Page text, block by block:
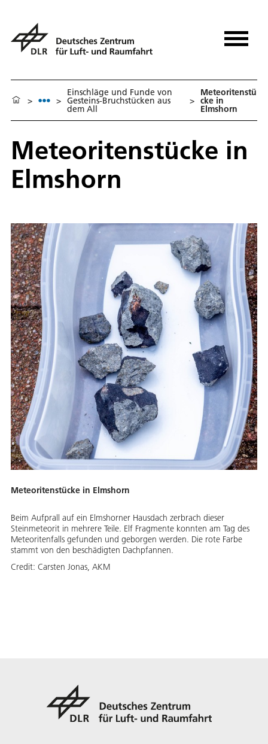
> >
Einschläge und Funde von
Gesteins-Bruchstücken aus
dem All
>
Meteoritenstü
cke in
Elmshorn
Meteoritenstücke in
Elmshorn
Meteoritenstücke in Elmshorn
Beim Aufprall auf ein Elmshorner Hausdach zerbrach dieser
Steinmeteorit in mehrere Teile. Elf Fragmente konnten am Tag des
Meteoritenfalls gefunden und geborgen werden. Die rote Farbe
stammt von den beschädigten Dachpfannen.
Credit: Carsten Jonas, AKM